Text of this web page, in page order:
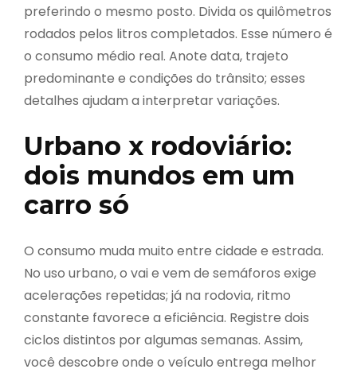
preferindo o mesmo posto. Divida os quilômetros
rodados pelos litros completados. Esse número é
o consumo médio real. Anote data, trajeto
predominante e condições do trânsito; esses
detalhes ajudam a interpretar variações.
Urbano x rodoviário:
dois mundos em um
carro só
O consumo muda muito entre cidade e estrada.
No uso urbano, o vai e vem de semáforos exige
acelerações repetidas; já na rodovia, ritmo
constante favorece a eficiência. Registre dois
ciclos distintos por algumas semanas. Assim,
você descobre onde o veículo entrega melhor